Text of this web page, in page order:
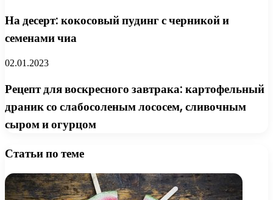
На десерт: кокосовый пудинг с черникой и
семенами чиа
02.01.2023
Рецепт для воскресного завтрака: картофельный
драник со слабосоленым лососем, сливочным
сыром и огурцом
Статьи по теме